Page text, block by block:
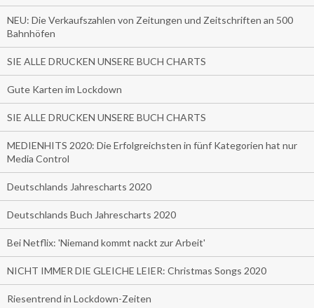
NEU: Die Verkaufszahlen von Zeitungen und Zeitschriften an 500
Bahnhöfen
SIE ALLE DRUCKEN UNSERE BUCH CHARTS
Gute Karten im Lockdown
SIE ALLE DRUCKEN UNSERE BUCH CHARTS
MEDIENHITS 2020: Die Erfolgreichsten in fünf Kategorien hat nur
Media Control
Deutschlands Jahrescharts 2020
Deutschlands Buch Jahrescharts 2020
Bei Netflix: 'Niemand kommt nackt zur Arbeit'
NICHT IMMER DIE GLEICHE LEIER: Christmas Songs 2020
Riesentrend in Lockdown-Zeiten